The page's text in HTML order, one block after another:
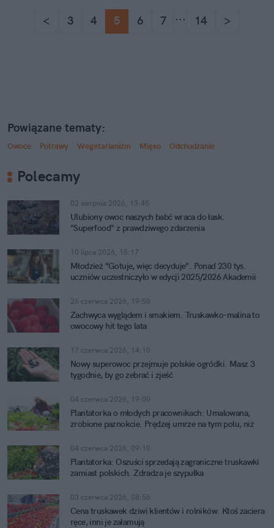
< 3 4 5 6 7 ... 14 >
Powiązane tematy:
Owoce Potrawy Wegetarianizm Mięso Odchudzanie
Polecamy
02 sierpnia 2026, 13:45
Ulubiony owoc naszych babć wraca do łask.
"Superfood" z prawdziwego zdarzenia
10 lipca 2026, 15:17
Młodzież "Gotuje, więc decyduje". Ponad 230 tys.
uczniów uczestniczyło w edycji 2025/2026 Akademii
26 czerwca 2026, 19:50
Zachwyca wyglądem i smakiem. Truskawko-malina to
owocowy hit tego lata
17 czerwca 2026, 14:10
Nowy superowoc przejmuje polskie ogródki. Masz 3
tygodnie, by go zebrać i zjeść
04 czerwca 2026, 19:00
Plantatorka o młodych pracownikach: Umalowana,
zrobione paznokcie. Prędzej umrze na tym polu, niż
04 czerwca 2026, 09:10
Plantatorka: Oszuści sprzedają zagraniczne truskawki
zamiast polskich. Zdradza je szypułka
03 czerwca 2026, 08:56
Cena truskawek dziwi klientów i rolników. Ktoś zaciera
ręce, inni je załamują